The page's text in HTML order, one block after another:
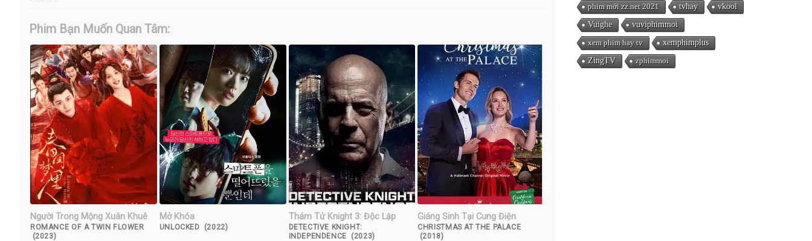
Phim Bạn Muốn Quan Tâm:
Người Trong Mộng Xuân Khuê
ROMANCE OF A TWIN FLOWER
(2023)
Mở Khóa
UNLOCKED (2022)
Thám Tử Knight 3: Độc Lập
DETECTIVE KNIGHT:
INDEPENDENCE (2023)
Giáng Sinh Tại Cung Điện
CHRISTMAS AT THE PALACE
(2018)
phim mới zz.net 2021
tvhay
vkool
Vuighe
vuviphimmoi
xem phim hay tv
xemphimplus
ZingTV
zphimmoi